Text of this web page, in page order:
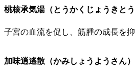
桃核承気湯（とうかくじょうきとう
子宮の血流を促し、筋腫の成長を
加味逍遙散（かみしょうようさん）